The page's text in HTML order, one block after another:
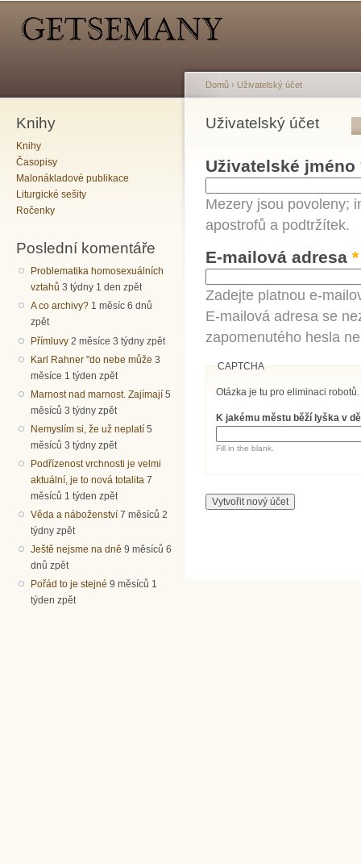
Knihy
Knihy
Časopisy
Malonákladové publikace
Liturgické sešity
Ročenky
Poslední komentáře
Problematika homosexuálních
vztahů 3 týdny 1 den zpět
A co archivy? 1 měsíc 6 dnů
zpět
Přímluvy 2 měsíce 3 týdny zpět
Karl Rahner "do nebe může 3
měsíce 1 týden zpět
Marnost nad marnost. Zajímají 5
měsíců 3 týdny zpět
Nemyslím si, že už neplatí 5
měsíců 3 týdny zpět
Podřízenost vrchnosti je velmi
aktuální, je to nová totalita 7
měsíců 1 týden zpět
Věda a náboženství 7 měsíců 2
týdny zpět
Ještě nejsme na dně 9 měsíců 6
dnů zpět
Pořád to je stejné 9 měsíců 1
týden zpět
Jste zde
Domů › Uživatelský účet
Uživatelský účet
Hlavní záložky
Uživatelské jméno
Mezery jsou povoleny;
apostrofů a podtržítek.
E-mailová adresa *
Zadejte platnou e-
E-mailová adresa se
zapomenutého hesla
CAPTCHA
Otázka je tu pro eliminaci robotů.
K jakému městu běží lyška v
Fill in the blank.